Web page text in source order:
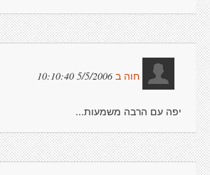
חוה ב 5/5/2006 10:10:40
יפה עם הרבה משמעות...